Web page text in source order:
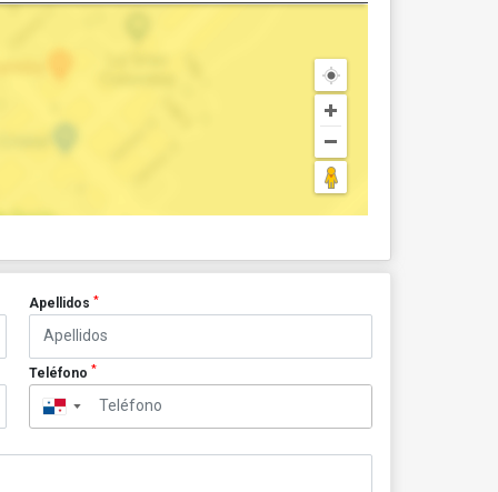
Apellidos *
Teléfono *
▼